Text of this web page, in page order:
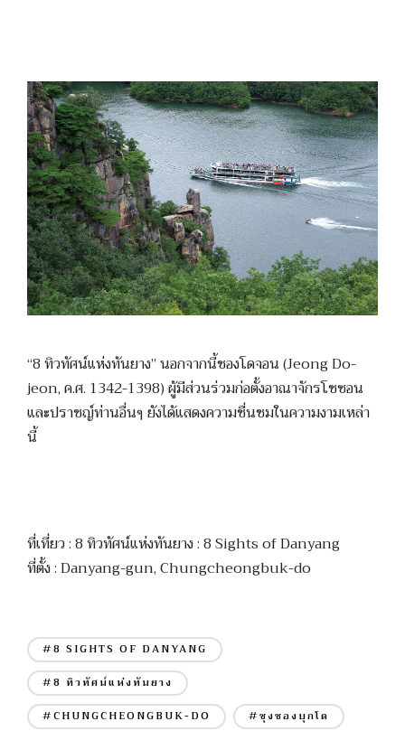
“8 ทิวทัศน์แห่งทันยาง” นอกจากนี้ชองโดจอน (Jeong Do-
jeon, ค.ศ. 1342-1398) ผู้มีส่วนร่วมก่อตั้งอาณาจักรโชซอน
และปราชญ์ท่านอื่นๆ ยังได้แสดงความชื่นชมในความงามเหล่า
นี้
ที่เที่ยว : 8 ทิวทัศน์แห่งทันยาง : 8 Sights of Danyang
ที่ตั้ง : Danyang-gun, Chungcheongbuk-do
#8 SIGHTS OF DANYANG
#8 ทิวทัศน์แห่งทันยาง
#CHUNGCHEONGBUK-DO
#ชุงชองบุกโด